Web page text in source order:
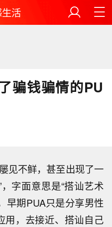
活
骗钱骗情的PU
见不鲜，甚至出现了一
字面意思是“搭讪艺术
早期PUA只是分享男性
用，去接近、搭讪自己